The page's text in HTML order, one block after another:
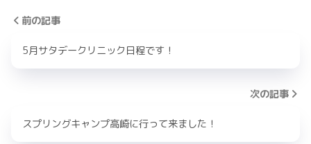
前の記事
5月サタデークリニック日程です！
次の記事
スプリングキャンプ高崎に行って来ました！